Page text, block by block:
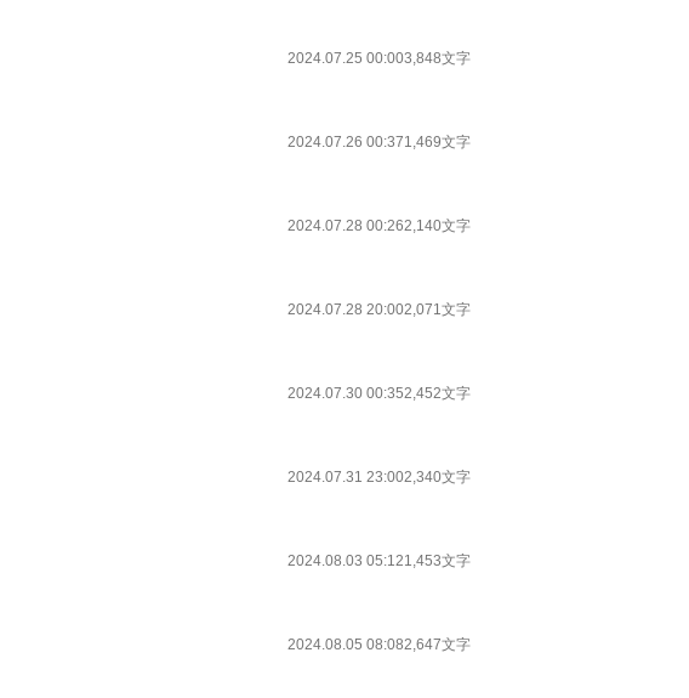
2024.07.25 00:003,848文字
2024.07.26 00:371,469文字
2024.07.28 00:262,140文字
2024.07.28 20:002,071文字
2024.07.30 00:352,452文字
2024.07.31 23:002,340文字
2024.08.03 05:121,453文字
2024.08.05 08:082,647文字